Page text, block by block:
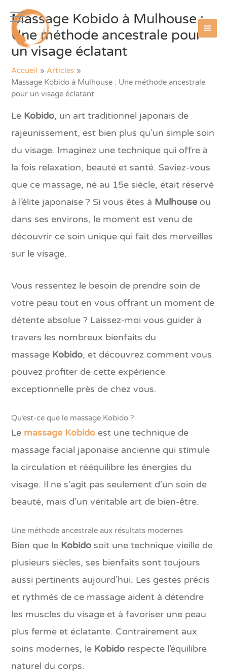
contenu
AmmaZen
Massage Kobido à Mulhouse :
Une méthode ancestrale pour
un visage éclatant
Accueil
Articles
Massage Kobido à Mulhouse : Une méthode ancestrale
pour un visage éclatant
Le Kobido, un art traditionnel japonais de
rajeunissement, est bien plus qu’un simple soin
du visage. Imaginez une technique qui offre à
la fois relaxation, beauté et santé. Saviez-vous
que ce massage, né au 15e siècle, était réservé
à l’élite japonaise ? Si vous êtes à Mulhouse ou
dans ses environs, le moment est venu de
découvrir ce soin unique qui fait des merveilles
sur le visage.
Vous ressentez le besoin de prendre soin de
votre peau tout en vous offrant un moment de
détente absolue ? Laissez-moi vous guider à
travers les nombreux bienfaits du
massage Kobido, et découvrez comment vous
pouvez profiter de cette expérience
exceptionnelle près de chez vous.
Qu’est-ce que le massage Kobido ?
Le massage Kobido est une technique de
massage facial japonaise ancienne qui stimule
la circulation et rééquilibre les énergies du
visage. Il ne s’agit pas seulement d’un soin de
beauté, mais d’un véritable art de bien-être.
Une méthode ancestrale aux résultats modernes
Bien que le Kobido soit une technique vieille de
plusieurs siècles, ses bienfaits sont toujours
aussi pertinents aujourd’hui. Les gestes précis
et rythmés de ce massage aident à détendre
les muscles du visage et à favoriser une peau
plus ferme et éclatante. Contrairement aux
soins modernes, le Kobido respecte l’équilibre
naturel du corps.